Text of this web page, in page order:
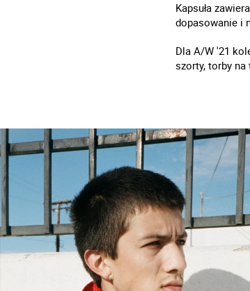
Kapsuła
dopasowanie i
Dla A/W '21
szorty, torby na